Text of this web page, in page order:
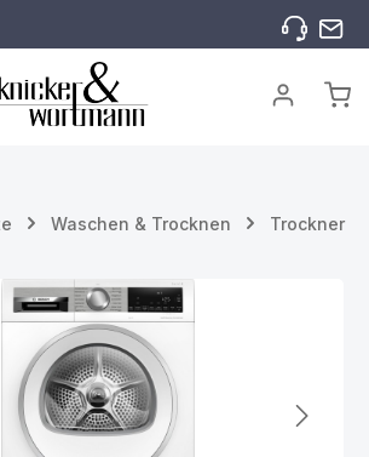
Waschen & Trocknen Trockner